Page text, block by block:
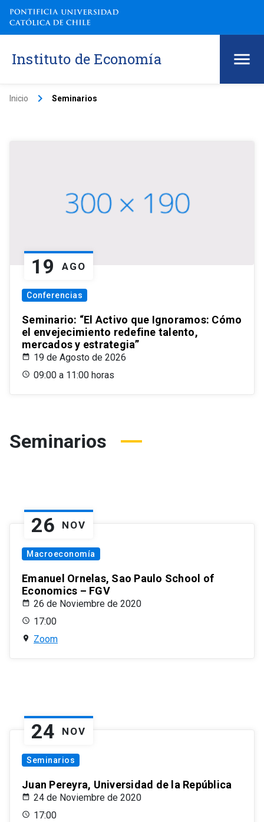
Instituto de Economía
Inicio keyboard_arrow_right Seminarios
19 AGO
Conferencias
Seminario: “El Activo que Ignoramos: Cómo
el envejecimiento redefine talento,
mercados y estrategia”
19 de Agosto de 2026
09:00 a 11:00 horas
Seminarios
26 NOV
Macroeconomía
Emanuel Ornelas, Sao Paulo School of
Economics – FGV
26 de Noviembre de 2020
17:00
Zoom
24 NOV
Seminarios
Juan Pereyra, Universidad de la República
24 de Noviembre de 2020
17:00